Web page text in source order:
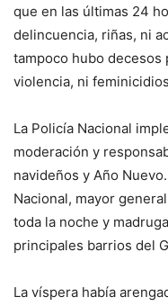
que en las últimas 24
delincuencia, riñas, ni
tampoco hubo decesos
violencia, ni
La Policía Nacional
moderación y
navideños y Año
Nacional, mayor
toda la noche y
principales barrios del
La víspera había